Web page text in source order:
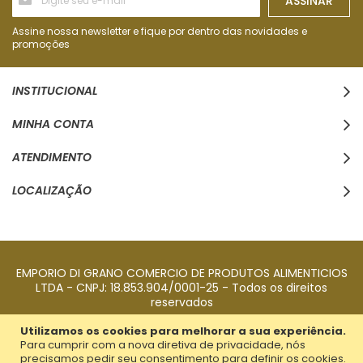
Utilizamos os cookies para melhorar a sua experiência.
Para cumprir com a nova diretiva de privacidade, nós
precisamos pedir seu consentimento para definir os cookies.
na
nossa
Newsletter:
Assine nossa newsletter e fique por dentro das novidades e
promoções
INSTITUCIONAL
MINHA CONTA
ATENDIMENTO
LOCALIZAÇÃO
EMPORIO DI GRANO COMERCIO DE PRODUTOS ALIMENTICIOS
LTDA - CNPJ: 18.853.904/0001-25 - Todos os direitos
reservados